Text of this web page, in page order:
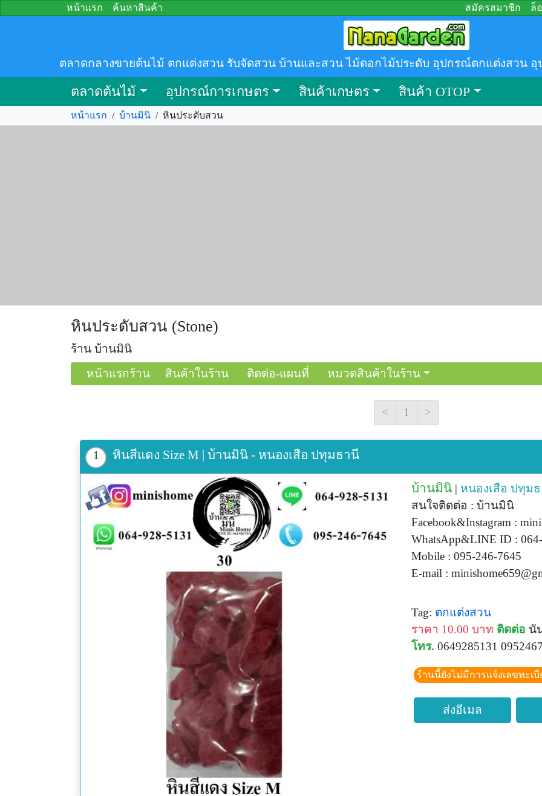
หน้าแรก ค้นหาสินค้า สมัครสมาชิก ล็
ตลาดกลางขายต้นไม้ ตกแต่งสวน รับจัดสวน บ้านและสวน ไม้ดอกไม้ประดับ อุปกรณ์ตกแต่งสวน อุ
ตลาดต้นไม้ อุปกรณ์การเกษตร สินค้าเกษตร สินค้า OTOP
หน้าแรก / บ้านมินิ / หินประดับสวน
หินประดับสวน (Stone)
ร้าน บ้านมินิ
หน้าแรกร้าน
สินค้าในร้าน ติดต่อ-แผนที่ หมวดสินค้าในร้าน
< 1 >
1 หินสีแดง Size M | บ้านมินิ - หนองเสือ ปทุมธานี
บ้านมินิ | หนองเสือ ปทุม
สนใจติดต่อ : บ้านมินิ
Facebook&Instagram :
WhatsApp&LINE ID :
Mobile : 095-246-7645
E-mail :
Tag: ตกแต่งสวน
ราคา 10.00 บาท ติดต่อ นั
โทร. 0649285131
ร้านนี้ยังไม่มีการแจ้งเลขทะเ
ส่งอีเมล